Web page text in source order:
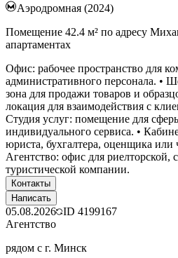
Аэродромная (2024)
Помещение 42.4 м² по адресу
апартаментах
Офис: рабочее пространство для
административного персонала. •
зона для продажи товаров и
локация для взаимодействия с
Студия услуг: помещение для
индивидуального сервиса. •
юриста, бухгалтера, оценщика или
Агентство: офис для риелторской,
туристической компании.
Контакты
Написать
05.08.2026 ID 4199167
Агентство
рядом с г. Минск